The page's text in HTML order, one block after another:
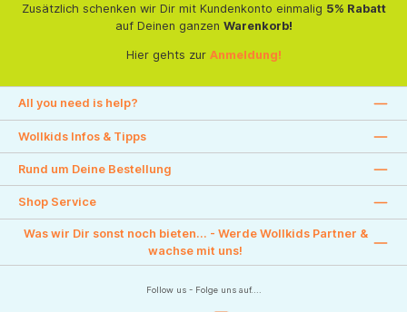
Zusätzlich schenken wir Dir mit Kundenkonto einmalig 5% Rabatt
auf Deinen ganzen Warenkorb!
Hier gehts zur Anmeldung!
All you need is help?
Wollkids Infos & Tipps
Rund um Deine Bestellung
Shop Service
Was wir Dir sonst noch bieten... - Werde Wollkids Partner &
wachse mit uns!
Follow us - Folge uns auf....